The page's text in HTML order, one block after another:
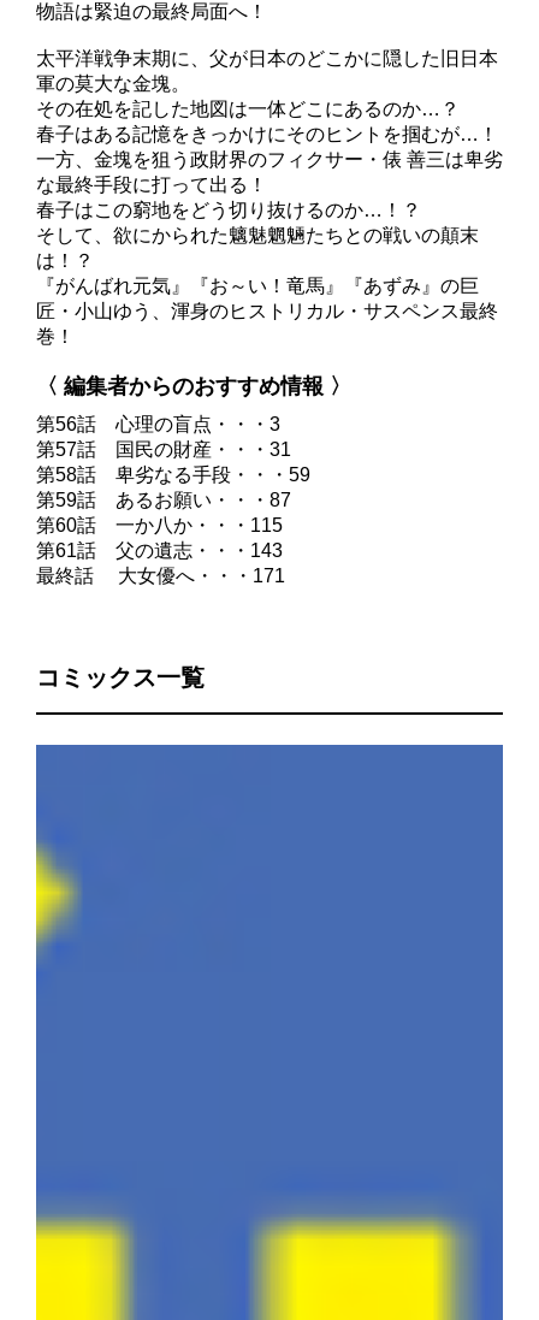
物語は緊迫の最終局面へ！
太平洋戦争末期に、父が日本のどこかに隠した旧日本
軍の莫大な金塊。
その在処を記した地図は一体どこにあるのか…？
春子はある記憶をきっかけにそのヒントを掴むが…！
一方、金塊を狙う政財界のフィクサー・俵 善三は卑劣
な最終手段に打って出る！
春子はこの窮地をどう切り抜けるのか…！？
そして、欲にかられた魑魅魍魎たちとの戦いの顛末
は！？
『がんばれ元気』『お～い！竜馬』『あずみ』の巨
匠・小山ゆう、渾身のヒストリカル・サスペンス最終
巻！
〈 編集者からのおすすめ情報 〉
第56話 心理の盲点・・・3
第57話 国民の財産・・・31
第58話 卑劣なる手段・・・59
第59話 あるお願い・・・87
第60話 一か八か・・・115
第61話 父の遺志・・・143
最終話 大女優へ・・・171
コミックス一覧